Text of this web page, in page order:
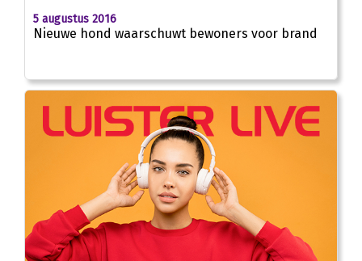
5 augustus 2016
Nieuwe hond waarschuwt bewoners voor brand